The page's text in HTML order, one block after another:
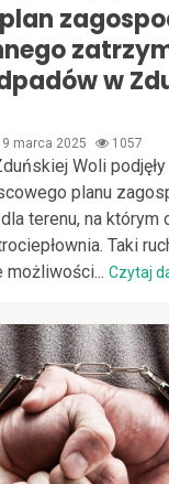
w
9 marca 2025 1057
Woli
planu
terenu, na którym
Taki
możliwości... Czytaj